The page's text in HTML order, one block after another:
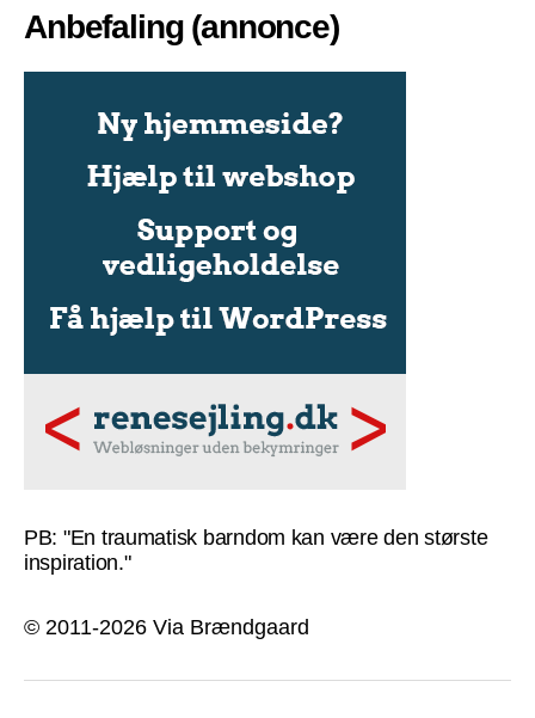
Anbefaling (annonce)
PB: "En traumatisk barndom kan være den største
inspiration."
© 2011-2026 Via Brændgaard